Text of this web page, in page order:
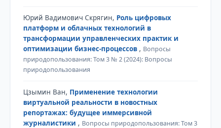
Юрий Вадимович Скрягин, Роль цифровых
платформ и облачных технологий в
трансформации управленческих практик и
оптимизации бизнес-процессов , Вопросы
природопользования: Том 3 № 2 (2024): Вопросы
природопользования
Цзымин Ван, Применение технологии
виртуальной реальности в новостных
репортажах: будущее иммерсивной
журналистики , Вопросы природопользования: Том 3